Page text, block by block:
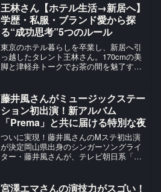
王林さん【ホテル生活→新居へ】
学歴・私服・ブランド愛から探
る“成功思考”5つのルール
東京のホテル暮らしを卒業し、新居へ引
っ越したタレント王林さん。170cmの美
脚と津軽弁トークでお茶の間を魅了する
せています。本記事では「ホテル生活→
新居へ」を機に磨き上...
藤井風さんがミュージックステー
ション初出演！新アルバム
「Prema」と共に届ける特別な夜
ついに実現！藤井風さんのMステ初出演
が決定岡山県出身のシンガーソングライ
ター・藤井風さんが、テレビ朝日系「ミ
月5日（金）午後9時からの放送回で、こ
宮澤エマさんの演技力がスゴい！